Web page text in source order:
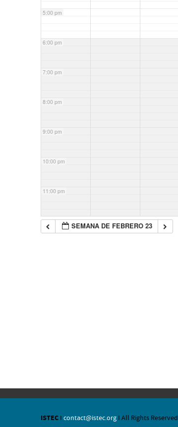
5:00 pm
6:00 pm
7:00 pm
8:00 pm
9:00 pm
10:00 pm
11:00 pm
SEMANA DE FEBRERO 23
ISTEC I contact@istec.org I All Rights Reserved